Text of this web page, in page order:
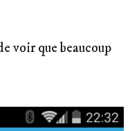
voir que beaucoup